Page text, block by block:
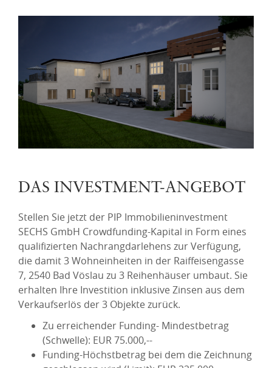
DAS INVESTMENT-ANGEBOT
Stellen Sie jetzt der PIP Immobilieninvestment
SECHS GmbH Crowdfunding-Kapital in Form eines
qualifizierten Nachrangdarlehens zur Verfügung,
die damit 3 Wohneinheiten in der Raiffeisengasse
7, 2540 Bad Vöslau zu 3 Reihenhäuser umbaut. Sie
erhalten Ihre Investition inklusive Zinsen aus dem
Verkaufserlös der 3 Objekte zurück.
Zu erreichender Funding- Mindestbetrag
(Schwelle): EUR 75.000,--
Funding-Höchstbetrag bei dem die Zeichnung